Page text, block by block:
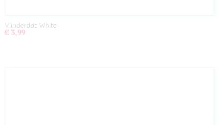
Vlinderdas White
€ 3,99